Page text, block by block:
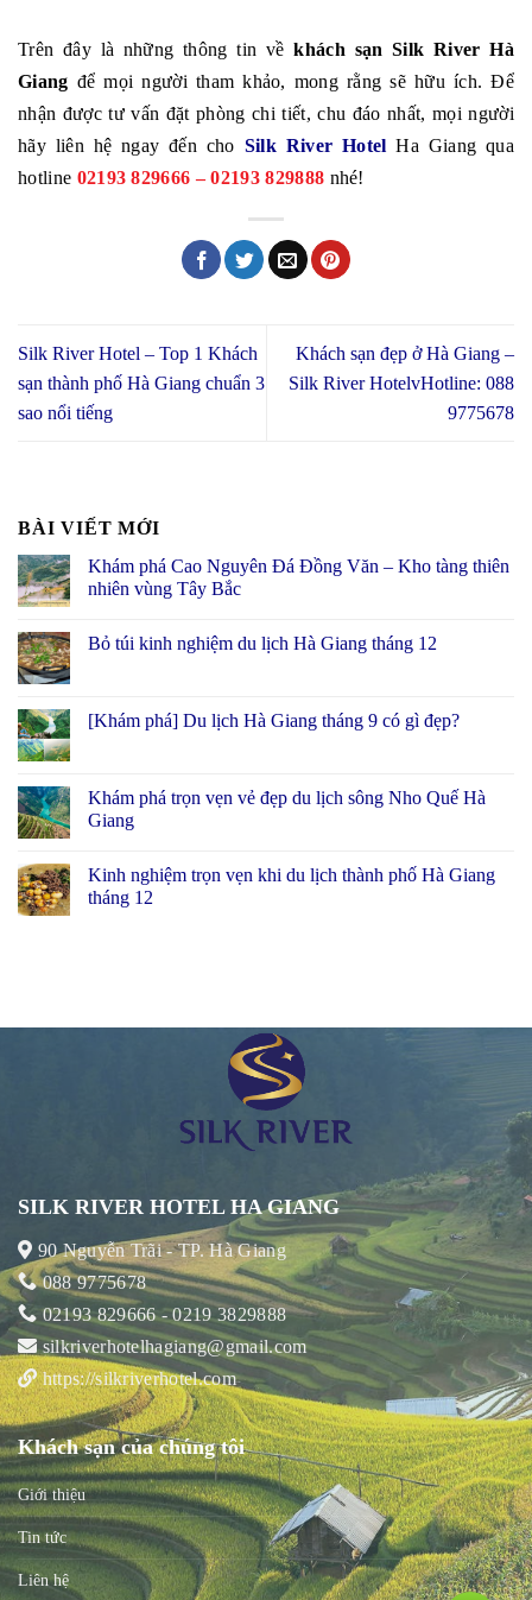
Trên đây là những thông tin vềkhách sạn Silk River Hà
Giang để mọi người tham khảo, mong rằng sẽ hữu ích. Để
nhận được tư vấn đặt phòng chi tiết, chu đáo nhất, mọi người
hãy liên hệ ngay đến cho Silk River Hotel Ha Giang qua
hotline 02193 829666 – 02193 829888 nhé!
Silk River Hotel – Top 1 Khách
sạn thành phố Hà Giang chuẩn 3
sao nổi tiếng
Khách sạn đẹp ở Hà Giang –
Silk River HotelvHotline: 088
9775678
BÀI VIẾT MỚI
Khám phá Cao Nguyên Đá Đồng Văn – Kho tàng thiên
nhiên vùng Tây Bắc
Bỏ túi kinh nghiệm du lịch Hà Giang tháng 12
[Khám phá] Du lịch Hà Giang tháng 9 có gì đẹp?
Khám phá trọn vẹn vẻ đẹp du lịch sông Nho Quế Hà
Giang
Kinh nghiệm trọn vẹn khi du lịch thành phố Hà Giang
tháng 12
SILK RIVER HOTEL HA GIANG
90 Nguyễn Trãi - TP. Hà Giang
088 9775678
02193 829666 - 0219 3829888
silkriverhotelhagiang@gmail.com
https://silkriverhotel.com
Khách sạn của chúng tôi
Giới thiệu
Tin tức
Liên hệ